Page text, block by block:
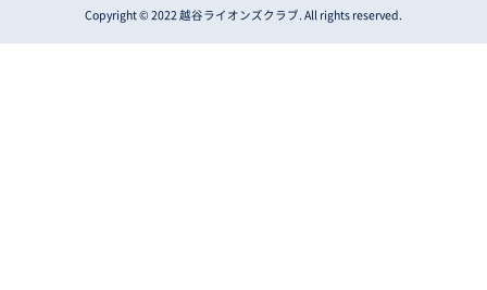
Copyright © 2022 越谷ライオンズクラブ. All rights reserved.